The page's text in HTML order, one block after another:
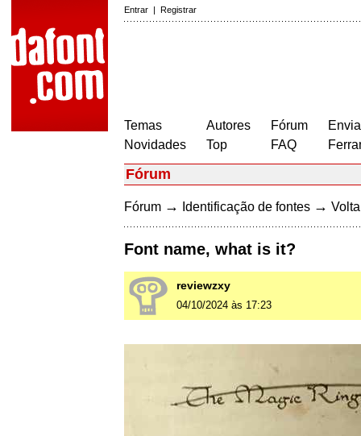
Entrar | Registrar
Temas
Novidades
Autores
Top
Fórum
FAQ
Fórum
Fórum → Identificação de fontes →
Font name, what is it?
reviewzxy
04/10/2024 às 17:23